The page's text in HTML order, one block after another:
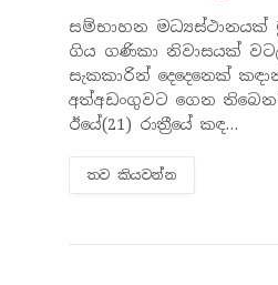
සම්භාහන මධ්‍යස්ථානයක්
ගිය ගණිකා නිවාසයක්
සැකකාරින් දෙදෙනෙක්
අත්අඩංගුවට ගෙන
ඊයේ(21) රාත්‍රීයේ කඳ…
තව කියවන්​න